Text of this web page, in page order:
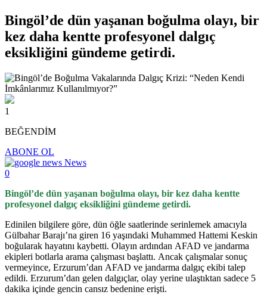
Bingöl’de dün yaşanan boğulma olayı, bir
kez daha kentte profesyonel dalgıç
eksikliğini gündeme getirdi.
1
BEĞENDİM
ABONE OL
News
0
Bingöl’de dün yaşanan boğulma olayı, bir kez daha kentte
profesyonel dalgıç eksikliğini gündeme getirdi.
Edinilen bilgilere göre, dün öğle saatlerinde serinlemek amacıyla
Gülbahar Barajı’na giren 16 yaşındaki Muhammed Hattemi Keskin
boğularak hayatını kaybetti. Olayın ardından AFAD ve jandarma
ekipleri botlarla arama çalışması başlattı. Ancak çalışmalar sonuç
vermeyince, Erzurum’dan AFAD ve jandarma dalgıç ekibi talep
edildi. Erzurum’dan gelen dalgıçlar, olay yerine ulaştıktan sadece 5
dakika içinde gencin cansız bedenine erişti.